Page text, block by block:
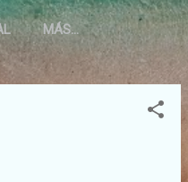
MÁS…